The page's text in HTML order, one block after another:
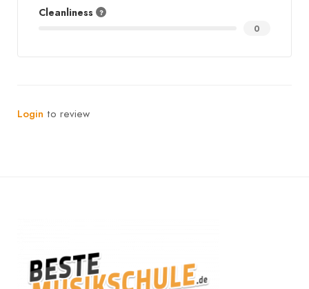
Cleanliness
0
Login to review